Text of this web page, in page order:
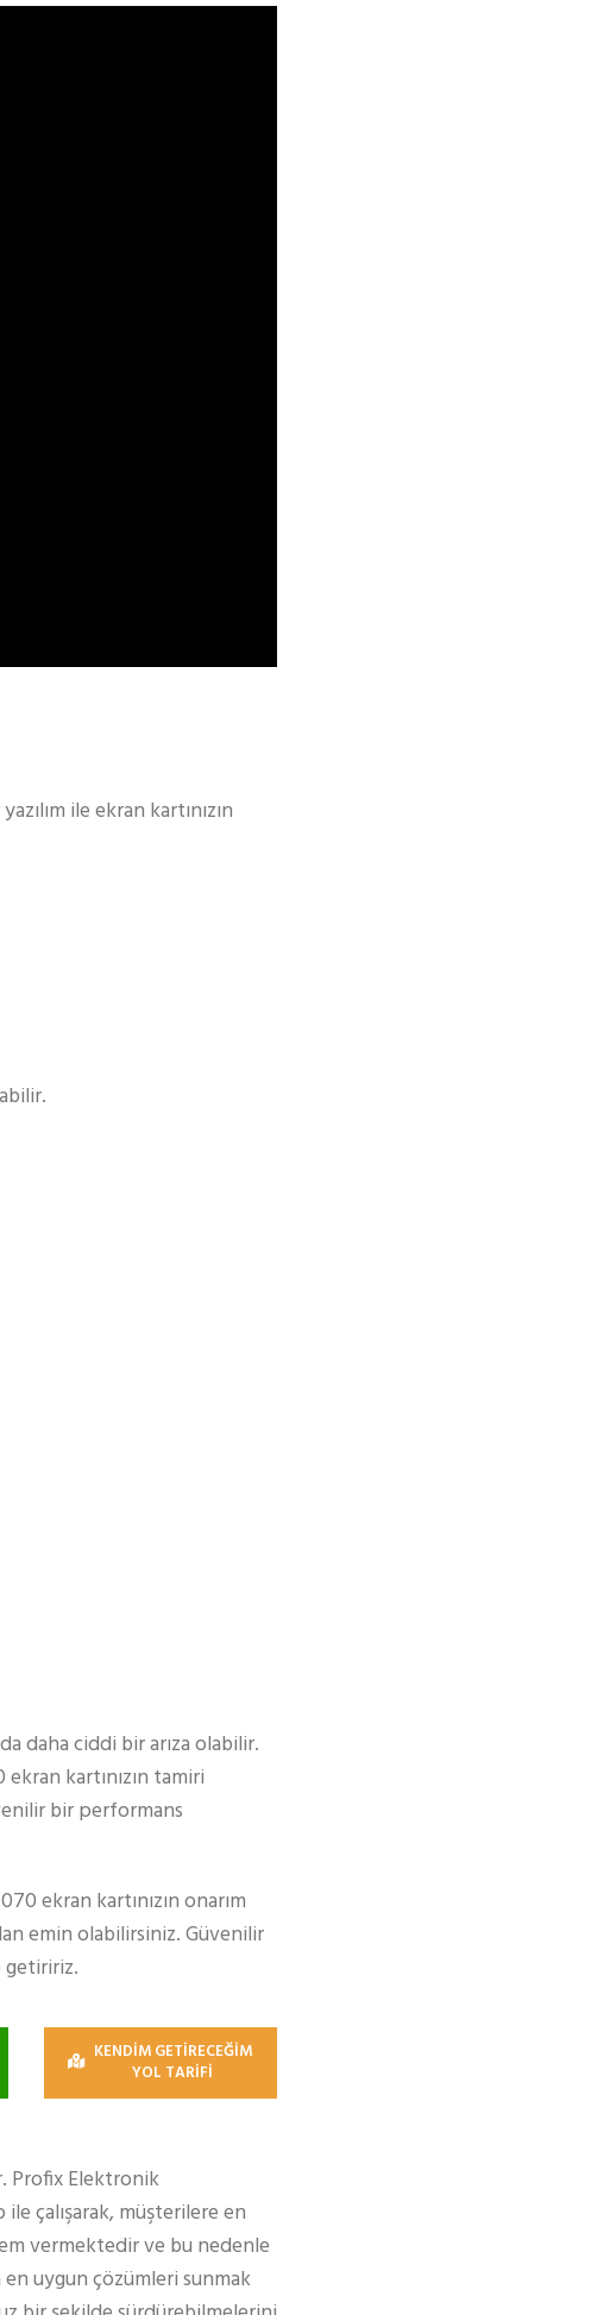
ile ekran kartınızın
daha ciddi bir arıza olabilir.
kartınızın tamiri
bir performans
ekran kartınızın onarım
emin olabilirsiniz. Güvenilir
getiririz.
KENDİM GETİRECEĞİM
YOL TARİFİ
Profix Elektronik
çalışarak, müşterilere en
vermektedir ve bu nedenle
uygun çözümleri sunmak